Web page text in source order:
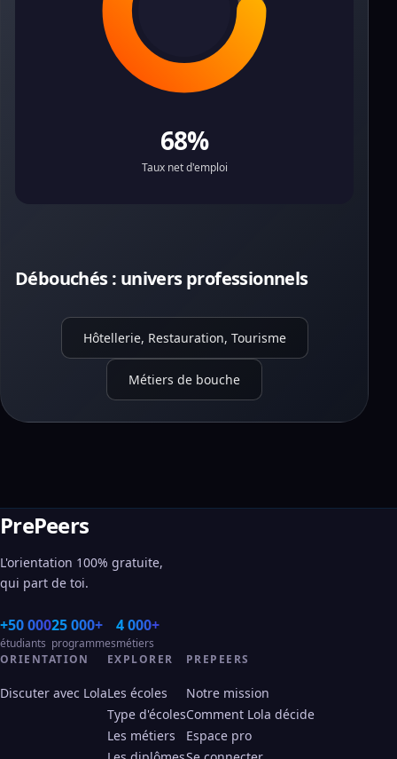
68%
Taux net d'emploi
Débouchés : univers professionnels
Hôtellerie, Restauration, Tourisme
Métiers de bouche
PrePeers
L'orientation 100% gratuite,
qui part de toi.
+50 000
étudiants
25 000+
programmes
4 000+
métiers
ORIENTATION
Discuter avec Lola
EXPLORER
Les écoles
Type d'écoles
Les métiers
PREPEERS
Notre mission
Comment Lola décide
Espace pro